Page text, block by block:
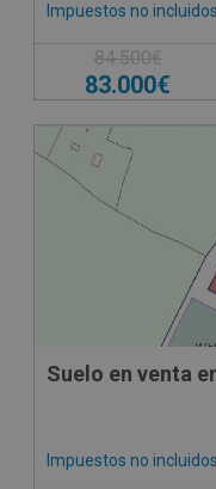
Impuestos no incluidos
84.500€
83.000€
Suelo en venta
Impuestos no incluidos